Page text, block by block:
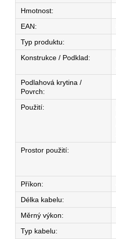
Hmotnost:
EAN:
Typ produktu:
Konstrukce / Podklad:
Podlahová krytina /
Povrch:
Použití:
Prostor použití:
Příkon:
Délka kabelu:
Měrný výkon:
Typ kabelu: